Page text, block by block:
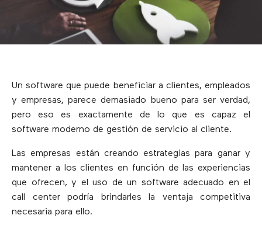
Un software que puede beneficiar a clientes, empleados
y empresas, parece demasiado bueno para ser verdad,
pero eso es exactamente de lo que es capaz el
software moderno de gestión de servicio al cliente.
Las empresas están creando estrategias para ganar y
mantener a los clientes en función de las experiencias
que ofrecen, y el uso de un software adecuado en el
call center podría brindarles la ventaja competitiva
necesaria para ello.